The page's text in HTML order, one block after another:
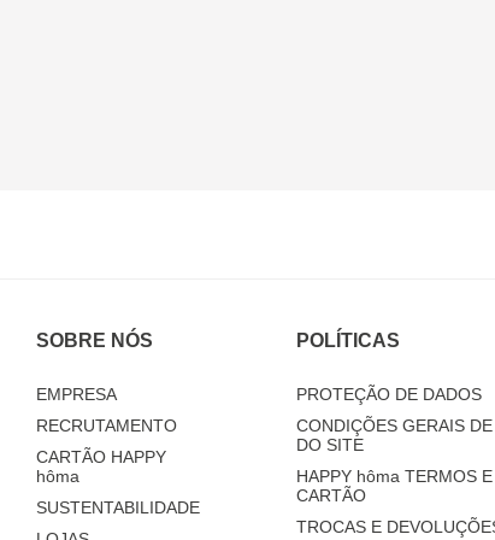
SOBRE NÓS
EMPRESA
RECRUTAMENTO
CARTÃO HAPPY
hôma
SUSTENTABILIDADE
POLÍTICAS
PROTEÇÃO DE DADOS
CONDIÇÕES GERAIS
DO SITE
HAPPY hôma TERMOS
CARTÃO
TROCAS E